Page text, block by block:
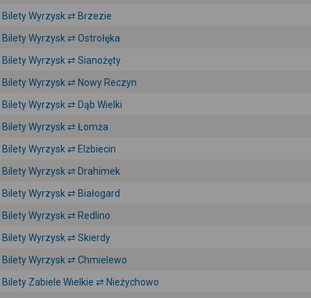
Bilety Wyrzysk ⇄ Brzezie
Bilety Wyrzysk ⇄ Ostrołęka
Bilety Wyrzysk ⇄ Sianożęty
Bilety Wyrzysk ⇄ Nowy Reczyn
Bilety Wyrzysk ⇄ Dąb Wielki
Bilety Wyrzysk ⇄ Łomża
Bilety Wyrzysk ⇄ Elżbiecin
Bilety Wyrzysk ⇄ Drahimek
Bilety Wyrzysk ⇄ Białogard
Bilety Wyrzysk ⇄ Redlino
Bilety Wyrzysk ⇄ Skierdy
Bilety Wyrzysk ⇄ Chmielewo
Bilety Zabiele Wielkie ⇄ Nieżychowo